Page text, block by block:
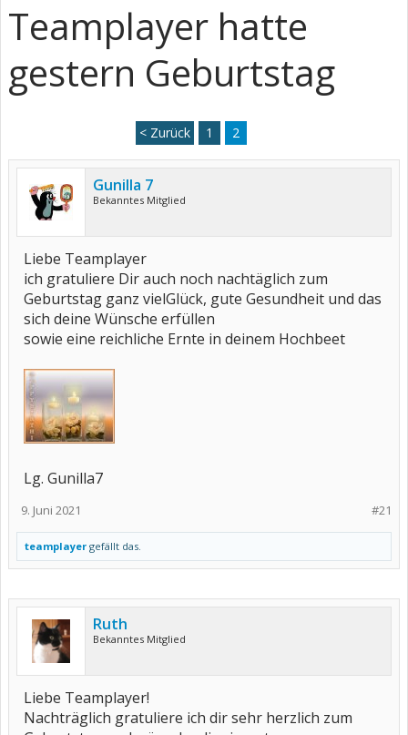
Teamplayer hatte
gestern Geburtstag
< Zurück 1 2
Gunilla 7
Bekanntes Mitglied
Liebe Teamplayer
ich gratuliere Dir auch noch nachtäglich zum
Geburtstag ganz vielGlück, gute Gesundheit und das
sich deine Wünsche erfüllen
sowie eine reichliche Ernte in deinem Hochbeet
Lg. Gunilla7
#21
9. Juni 2021
teamplayer gefällt das.
Ruth
Bekanntes Mitglied
Liebe Teamplayer!
Nachträglich gratuliere ich dir sehr herzlich zum